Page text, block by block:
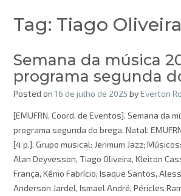
Tag: Tiago Oliveira
Semana da música
programa segunda
Posted on 16 de julho de 2025 byEverton
[EMUFRN. Coord. de Eventos]. Semana da
programa segunda do brega. Natal:
[4 p.]. Grupo musical: Jerimum Jazz;
Alan Deyvesson, Tiago Oliveira, Kleiton
França, Kênio Fabrício, Isaque Santos,
Anderson Jardel, Ismael André, Péricles